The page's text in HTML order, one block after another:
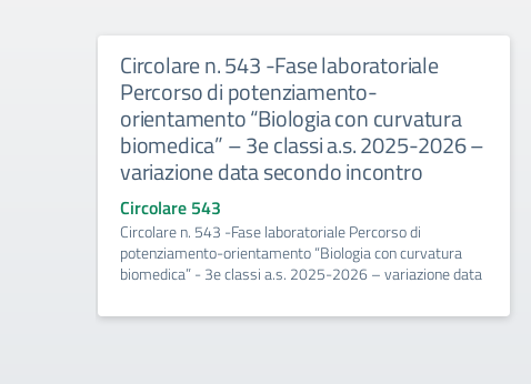
Circolare n. 543 -Fase laboratoriale
Percorso di potenziamento-
orientamento “Biologia con curvatura
biomedica” – 3e classi a.s. 2025-2026 –
variazione data secondo incontro
Circolare 543
Circolare n. 543 -Fase laboratoriale Percorso di
potenziamento-orientamento “Biologia con curvatura
biomedica” - 3e classi a.s. 2025-2026 – variazione data